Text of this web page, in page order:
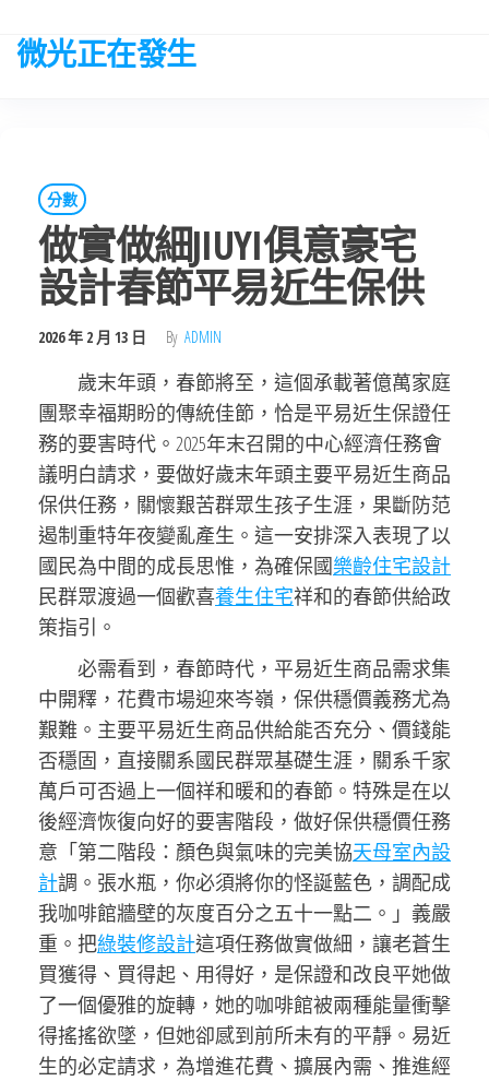
微光正在發生
分數
做實做細JIUYI俱意豪宅
設計春節平易近生保供
2026 年 2 月 13 日 By ADMIN
歲末年頭，春節將至，這個承載著億萬家庭
團聚幸福期盼的傳統佳節，恰是平易近生保證任
務的要害時代。2025年末召開的中心經濟任務會
議明白請求，要做好歲末年頭主要平易近生商品
保供任務，關懷艱苦群眾生孩子生涯，果斷防范
遏制重特年夜變亂產生。這一安排深入表現了以
國民為中間的成長思惟，為確保國樂齡住宅設計
民群眾渡過一個歡喜養生住宅祥和的春節供給政
策指引。
必需看到，春節時代，平易近生商品需求集
中開釋，花費市場迎來岑嶺，保供穩價義務尤為
艱難。主要平易近生商品供給能否充分、價錢能
否穩固，直接關系國民群眾基礎生涯，關系千家
萬戶可否過上一個祥和暖和的春節。特殊是在以
後經濟恢復向好的要害階段，做好保供穩價任務
意「第二階段：顏色與氣味的完美協天母室內設
計調。張水瓶，你必須將你的怪誕藍色，調配成
我咖啡館牆壁的灰度百分之五十一點二。」義嚴
重。把綠裝修設計這項任務做實做細，讓老蒼生
買獲得、買得起、用得好，是保證和改良平她做
了一個優雅的旋轉，她的咖啡館被兩種能量衝擊
得搖搖欲墜，但她卻感到前所未有的平靜。易近
生的必定請求，為增進花費、擴展內需、推進經